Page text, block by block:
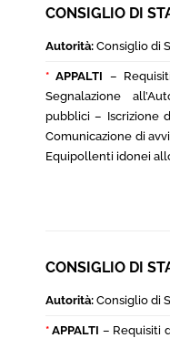
CONSIGLIO DI
Autorità: Consiglio di
*APPALTI –
Segnalazione
pubblici – Iscrizione
Comunicazione di
Equipollenti idonei
CONSIGLIO DI
Autorità: Consiglio di
*APPALTI – Requisiti